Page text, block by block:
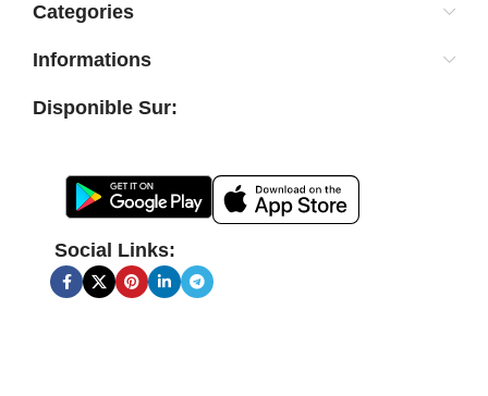
Categories
Informations
Disponible Sur:
Social Links: